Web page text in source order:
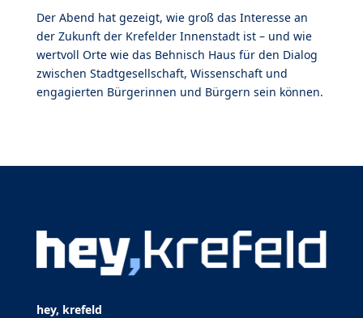
Der Abend hat gezeigt, wie groß das Interesse an
der Zukunft der Krefelder Innenstadt ist – und wie
wertvoll Orte wie das Behnisch Haus für den Dialog
zwischen Stadtgesellschaft, Wissenschaft und
engagierten Bürgerinnen und Bürgern sein können.
hey, krefeld